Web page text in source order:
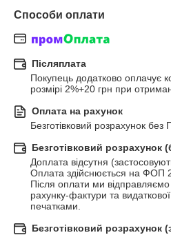
Способи оплати
Післяплата
Покупець додатково оплачує
розмірі 2%+20 грн при
Оплата на рахунок
Безготівковий розрахунок
Безготівковий розрахунок
Доплата відсутня
Оплата здійснюється на ФОП
Після оплати ми
рахунку-фактури та
печатками.
Безготівковий розрахунок